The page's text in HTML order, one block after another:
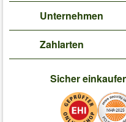
Unternehmen
Zahlarten
Sicher